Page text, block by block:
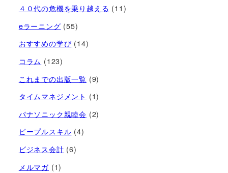
４０代の危機を乗り越える (11)
eラーニング (55)
おすすめの学び (14)
コラム (123)
これまでの出版一覧 (9)
タイムマネジメント (1)
パナソニック親睦会 (2)
ピープルスキル (4)
ビジネス会計 (6)
メルマガ (1)